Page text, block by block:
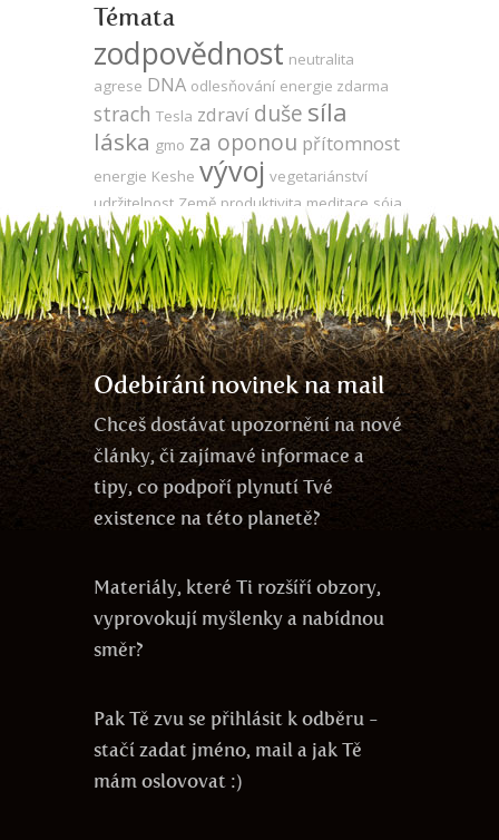
Témata
zodpovědnost neutralita
agrese DNA odlesňování energie zdarma
strach Tesla zdraví duše síla
láska gmo za oponou přítomnost
energie Keshe vývoj vegetariánství
udržitelnost Země produktivita meditace sója
myslutrpenípropojenost
veganství komunikace egokooperace
čas léčení jedno vědomí
evoluce volná energie
Odebírání novinek na mail
Chceš dostávat upozornění na nové
články, či zajímavé informace a
tipy, co podpoří plynutí Tvé
existence na této planetě?
Materiály, které Ti rozšíří obzory,
vyprovokují myšlenky a nabídnou
směr?
Pak Tě zvu se přihlásit k odběru -
stačí zadat jméno, mail a jak Tě
mám oslovovat :)